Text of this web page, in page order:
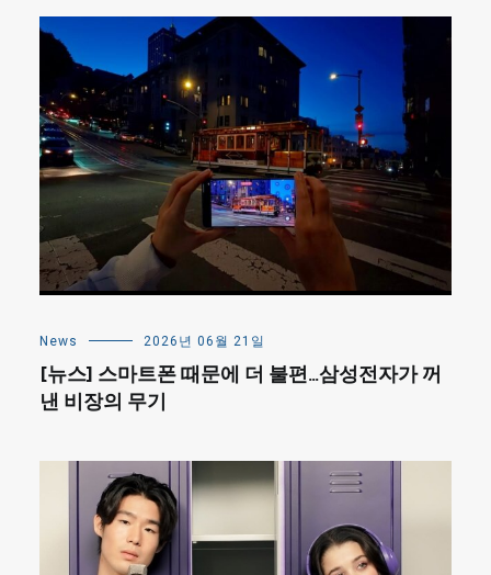
News 2026년 06월 21일
[뉴스] 스마트폰 때문에 더 불편…삼성전자가 꺼
낸 비장의 무기